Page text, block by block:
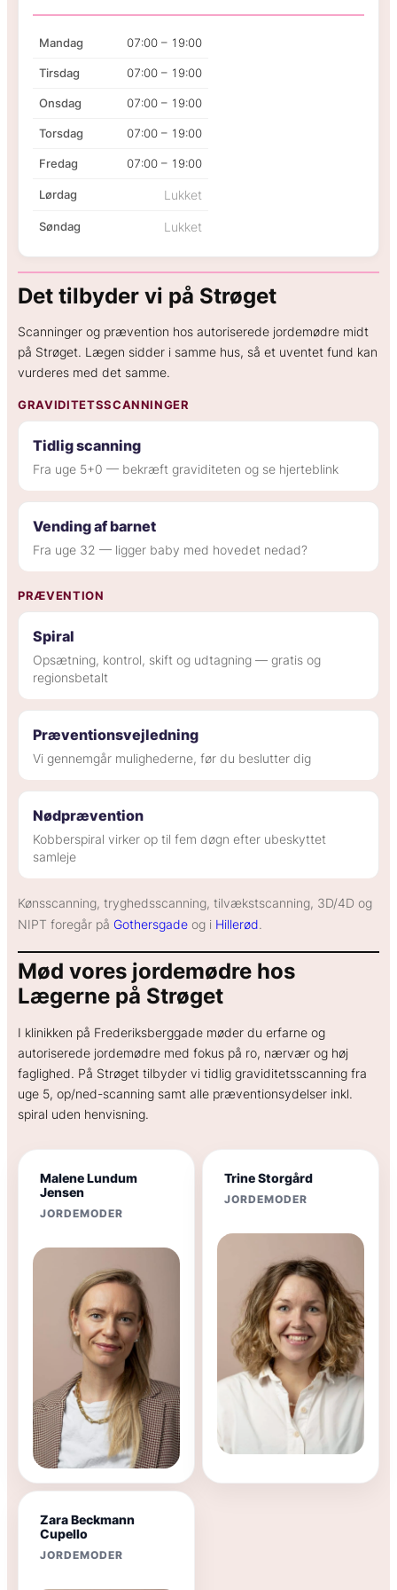
Hvad koster en spiral?
Hvor sikker er prævention?
Hvordan kan hormoner påvirke humøret?
Mandag 07:00 – 19:00
Tirsdag 07:00 – 19:00
Onsdag 07:00 – 19:00
Torsdag 07:00 – 19:00
Fredag 07:00 – 19:00
Lørdag Lukket
Søndag Lukket
Det tilbyder vi på Strøget
Scanninger og prævention hos autoriserede jordemødre midt
på Strøget. Lægen sidder i samme hus, så et uventet fund kan
vurderes med det samme.
GRAVIDITETSSCANNINGER
Tidlig scanning
Fra uge 5+0 — bekræft graviditeten og se hjerteblink
Vending af barnet
Fra uge 32 — ligger baby med hovedet nedad?
PRÆVENTION
Spiral
Opsætning, kontrol, skift og udtagning — gratis og
regionsbetalt
Præventionsvejledning
Vi gennemgår mulighederne, før du beslutter dig
Nødprævention
Kobberspiral virker op til fem døgn efter ubeskyttet
samleje
Kønsscanning, tryghedsscanning, tilvækstscanning, 3D/4D og
NIPT foregår på Gothersgade og i Hillerød.
Mød vores jordemødre hos
Lægerne på Strøget
I klinikken på Frederiksberggade møder du erfarne og
autoriserede jordemødre med fokus på ro, nærvær og høj
faglighed. På Strøget tilbyder vi tidlig graviditetsscanning fra
uge 5, op/ned-scanning samt alle præventionsydelser inkl.
spiral uden henvisning.
Malene Lundum
Jensen
JORDEMODER
Trine Storgård
JORDEMODER
Zara Beckmann
Cupello
JORDEMODER